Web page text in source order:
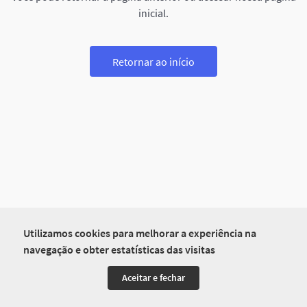
Utilizamos cookies para melhorar a experiência na
navegação e obter estatísticas das visitas
Aceitar e fechar
inicial.
Retornar ao início